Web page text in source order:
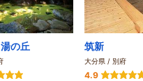
の丘 筑新
大分県 / 別府
4.9